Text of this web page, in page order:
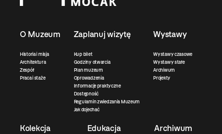
O Muzeum
Historia i misja
Architektura
Zespół
Praca i staże
Zaplanuj wizytę
Kup bilet
Godziny otwarcia
Plan muzeum
Oprowadzenia
Informacje praktyczne
Dostępność
Regulamin zwiedzania Muzeum
Jak dojechać
Wystawy
Wystawy czasowe
Wystawy stałe
Archiwum
Projekty
Kolekcja Edukacja Archiwum